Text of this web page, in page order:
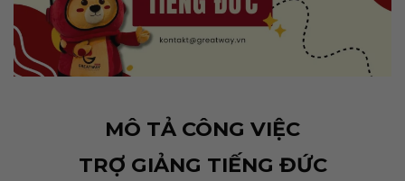
MÔ TẢ CÔNG VIỆC
TRỢ GIẢNG TIẾNG ĐỨC